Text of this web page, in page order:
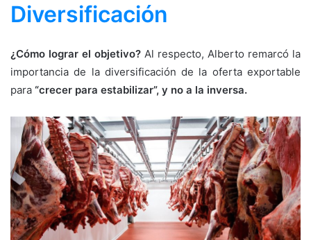
Diversificación
¿Cómo lograr el objetivo? Al respecto, Alberto remarcó la
importancia de la diversificación de la oferta exportable
para “crecer para estabilizar”, y no a la inversa.